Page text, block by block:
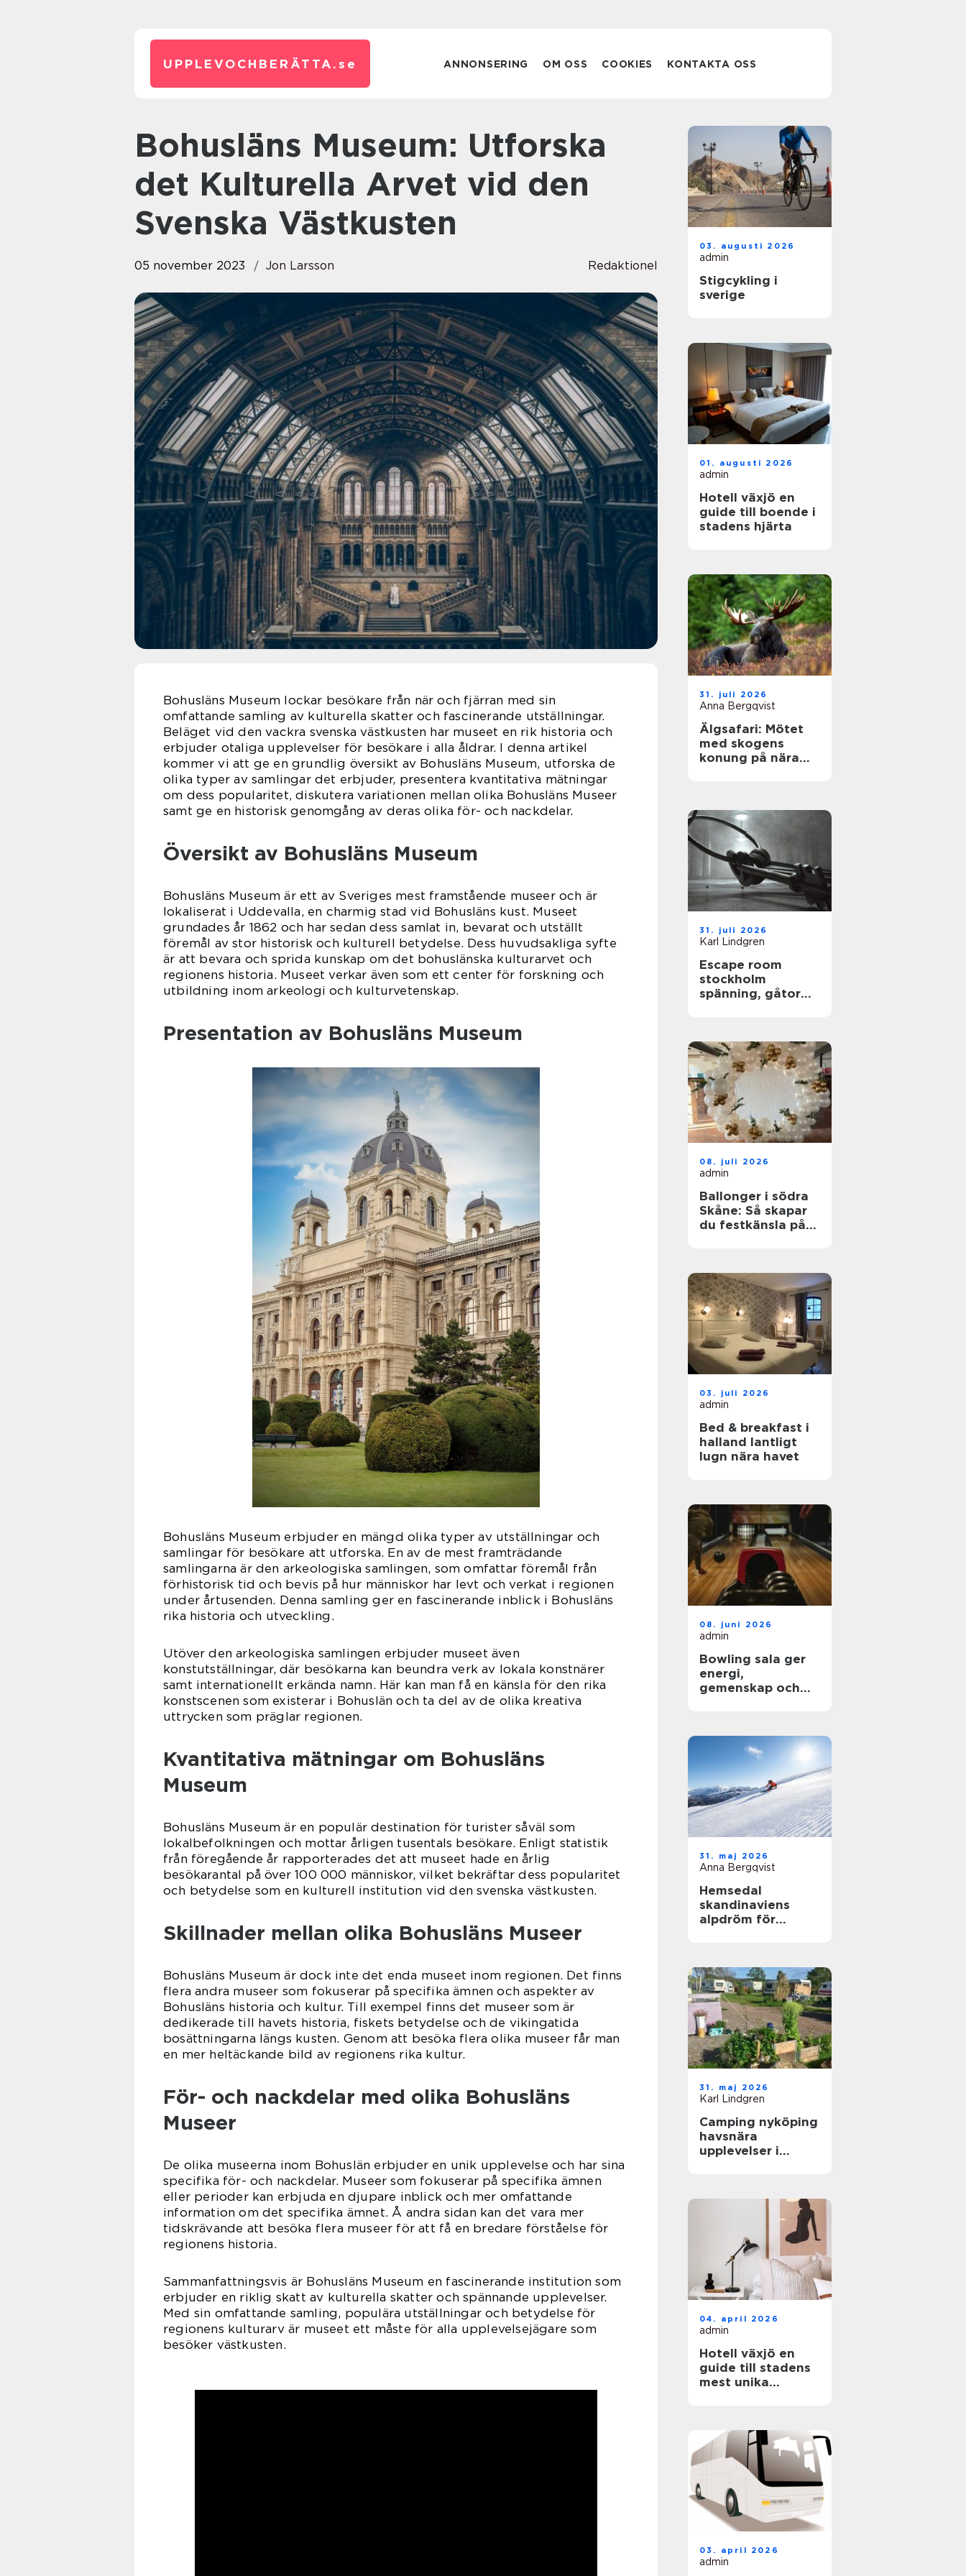
UPPLEVOCHBERÄTTA. se ANNONSERING OM OSS COOKIES KONTAKTA OSS
Bohusläns Museum: Utforska
det Kulturella Arvet vid den
Svenska Västkusten
05 november 2023 Jon Larsson Redaktionel
Bohusläns Museum lockar besökare från när och fjärran med sin
omfattande samling av kulturella skatter och fascinerande utställningar.
Beläget vid den vackra svenska västkusten har museet en rik historia och
erbjuder otaliga upplevelser för besökare i alla åldrar. I denna artikel
kommer vi att ge en grundlig översikt av Bohusläns Museum, utforska de
olika typer av samlingar det erbjuder, presentera kvantitativa mätningar
om dess popularitet, diskutera variationen mellan olika Bohusläns Museer
samt ge en historisk genomgång av deras olika för- och nackdelar.
Översikt av Bohusläns Museum
Bohusläns Museum är ett av Sveriges mest framstående museer och är
lokaliserat i Uddevalla, en charmig stad vid Bohusläns kust. Museet
grundades år 1862 och har sedan dess samlat in, bevarat och utställt
föremål av stor historisk och kulturell betydelse. Dess huvudsakliga syfte
är att bevara och sprida kunskap om det bohuslänska kulturarvet och
regionens historia. Museet verkar även som ett center för forskning och
utbildning inom arkeologi och kulturvetenskap.
Presentation av Bohusläns Museum
Bohusläns Museum erbjuder en mängd olika typer av utställningar och
samlingar för besökare att utforska. En av de mest framträdande
samlingarna är den arkeologiska samlingen, som omfattar föremål från
förhistorisk tid och bevis på hur människor har levt och verkat i regionen
under årtusenden. Denna samling ger en fascinerande inblick i Bohusläns
rika historia och utveckling.
Utöver den arkeologiska samlingen erbjuder museet även
konstutställningar, där besökarna kan beundra verk av lokala konstnärer
samt internationellt erkända namn. Här kan man få en känsla för den rika
konstscenen som existerar i Bohuslän och ta del av de olika kreativa
uttrycken som präglar regionen.
Kvantitativa mätningar om Bohusläns
Museum
Bohusläns Museum är en populär destination för turister såväl som
lokalbefolkningen och mottar årligen tusentals besökare. Enligt statistik
från föregående år rapporterades det att museet hade en årlig
besökarantal på över 100 000 människor, vilket bekräftar dess popularitet
och betydelse som en kulturell institution vid den svenska västkusten.
Skillnader mellan olika Bohusläns Museer
Bohusläns Museum är dock inte det enda museet inom regionen. Det finns
flera andra museer som fokuserar på specifika ämnen och aspekter av
Bohusläns historia och kultur. Till exempel finns det museer som är
dedikerade till havets historia, fiskets betydelse och de vikingatida
bosättningarna längs kusten. Genom att besöka flera olika museer får man
en mer heltäckande bild av regionens rika kultur.
För- och nackdelar med olika Bohusläns
Museer
De olika museerna inom Bohuslän erbjuder en unik upplevelse och har sina
specifika för- och nackdelar. Museer som fokuserar på specifika ämnen
eller perioder kan erbjuda en djupare inblick och mer omfattande
information om det specifika ämnet. Å andra sidan kan det vara mer
tidskrävande att besöka flera museer för att få en bredare förståelse för
regionens historia.
Sammanfattningsvis är Bohusläns Museum en fascinerande institution som
erbjuder en riklig skatt av kulturella skatter och spännande upplevelser.
Med sin omfattande samling, populära utställningar och betydelse för
regionens kulturarv är museet ett måste för alla upplevelsejägare som
besöker västkusten.
03. augusti 2026
admin
Stigcykling i
sverige
01. augusti 2026
admin
Hotell växjö en
guide till boende i
stadens hjärta
31. juli 2026
Anna Bergqvist
Älgsafari: Mötet
med skogens
konung på nära
31. juli 2026
Karl Lindgren
Escape room
stockholm
spänning, gåtor
08. juli 2026
admin
Ballonger i södra
Skåne: Så skapar
du festkänsla på
03. juli 2026
admin
Bed & breakfast i
halland lantligt
lugn nära havet
08. juni 2026
admin
Bowling sala ger
energi,
gemenskap och
31. maj 2026
Anna Bergqvist
Hemsedal
skandinaviens
alpdröm för
31. maj 2026
Karl Lindgren
Camping nyköping
havsnära
upplevelser i
04. april 2026
admin
Hotell växjö en
guide till stadens
mest unika
03. april 2026
admin